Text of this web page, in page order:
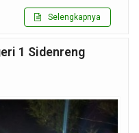
Selengkapnya
1 Sidenreng